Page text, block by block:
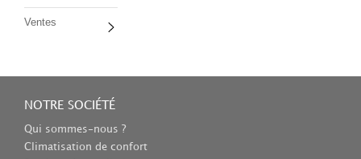
Ventes
NOTRE SOCIÉTÉ
Qui sommes-nous ?
Climatisation de confort